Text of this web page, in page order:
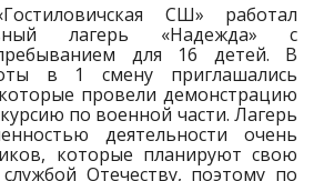
СШ» работал
лагерь «Надежда» с
для 16 детей. В
в 1 смену приглашались
провели демонстрацию
по военной части. Лагерь
деятельности очень
которые планируют свою
Отечеству, поэтому по